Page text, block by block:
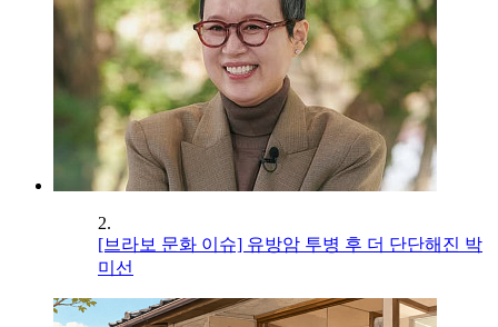
2.
[브라보 문화 이슈] 유방암 투병 후 더 단단해진 박
미선